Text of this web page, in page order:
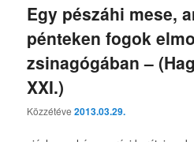
Egy pészáhi mese,
pénteken fogok
zsinagógában –
XXI.)
Közzétéve2013.03.29.